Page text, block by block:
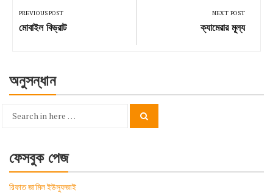
navigation
PREVIOUS POST
Previous
মোবাইল বিভ্রাট
NEXT POST
Next
ক্যামেরার মূল্য
অনুসন্ধান
Search
ফেসবুক পেজ
রিফাত জামিল ইউসুফজাই